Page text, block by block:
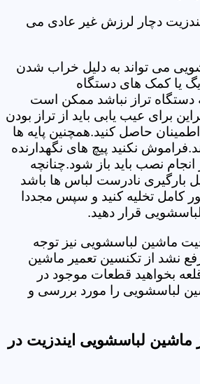
دچار لرزش غیر عادی می
می تواند به دلیل خراب شدن
یا کمک های دستگاه
دستگاه تراز نباشد ممکن است
برای عیب یابی باید از تراز بودن
حاصل کنید.همچنین پایه ها
نکنید پیچ های نگهدارنده
نصب باید باز شود.چنانچه
بارگیری نادرست لباس ها باشد
کامل تخلیه کنید و سپس مجددا
قرار دهید.
ماشین لباسشویی نیز توجه
نشد از تکنسین تعمیر ماشین
بخواهید قطعات موجود در
لباسشویی را مورد بررسی و
لباسشویی ایندزیت در